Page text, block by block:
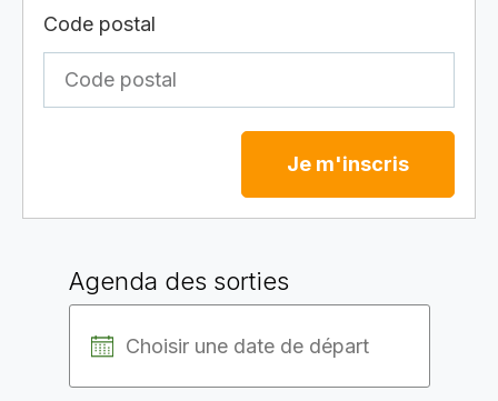
Code postal
Je m'inscris
Agenda des sorties